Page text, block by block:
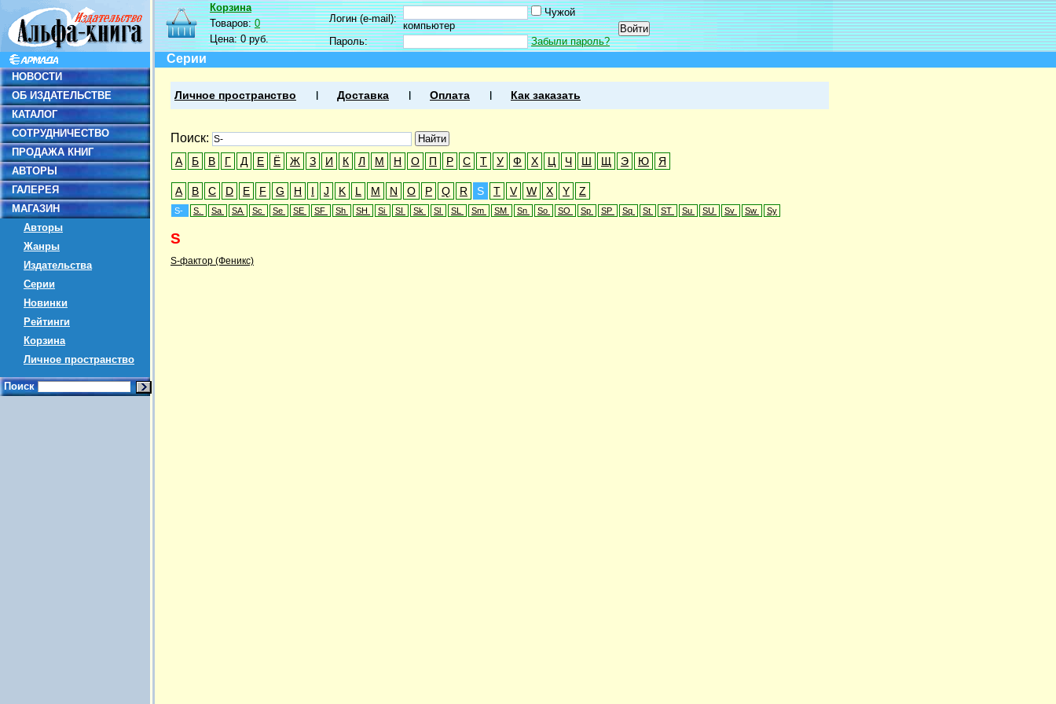
НОВОСТИ
ОБ ИЗДАТЕЛЬСТВЕ
КАТАЛОГ
СОТРУДНИЧЕСТВО
ПРОДАЖА КНИГ
АВТОРЫ
ГАЛЕРЕЯ
МАГАЗИН
Авторы
Жанры
Издательства
Серии
Новинки
Рейтинги
Корзина
Личное пространство
Поиск
Корзина
Товаров:0
Цена:0 руб.
Логин (e-mail):
Чужой
компьютер
Пароль:
Забыли пароль?
Серии
Личное пространство Доставка Оплата Как заказать
Поиск:
А Б В Г Д Е Ё Ж З И К Л М Н О П Р С Т У Ф Х Ц Ч Ш Щ Э Ю Я
A B C D E F G H I J K L M N O P Q R S T V W X Y Z
S- S. Sa SA Sc Se SE SF Sh SH Si SI Sk Sl SL Sm SM Sn So SO Sp SP Sq St ST Su SU Sv Sw Sy
S
S-фактор (Феникс)